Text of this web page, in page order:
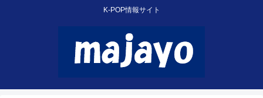
K-POP情報サイト